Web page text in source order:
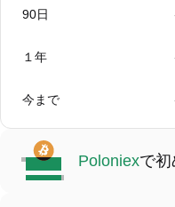
90日
１年
今まで
Poloniexで